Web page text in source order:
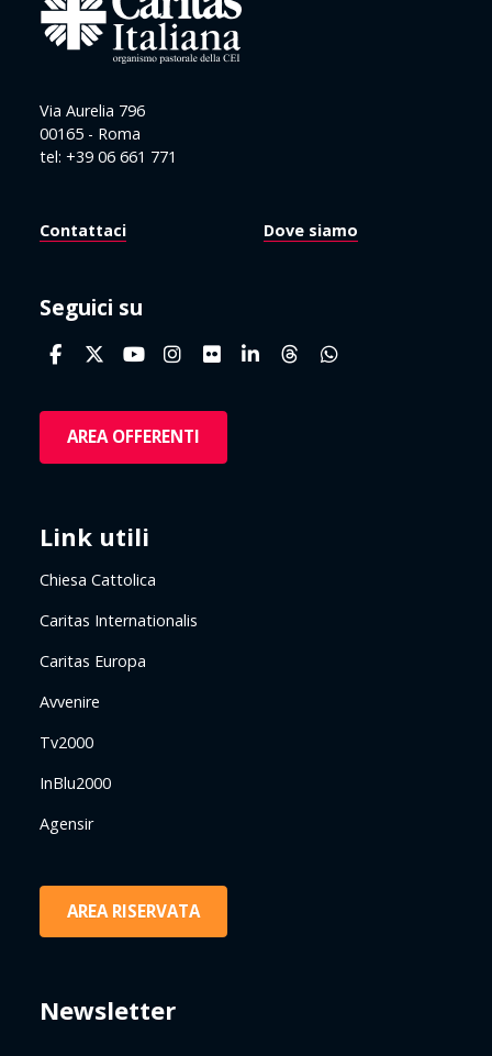
Via Aurelia 796
00165 - Roma
tel: +39 06 661 771
Contattaci Dove siamo
Seguici su
AREA OFFERENTI
Link utili
Chiesa Cattolica
Caritas Internationalis
Caritas Europa
Avvenire
Tv2000
InBlu2000
Agensir
AREA RISERVATA
Newsletter